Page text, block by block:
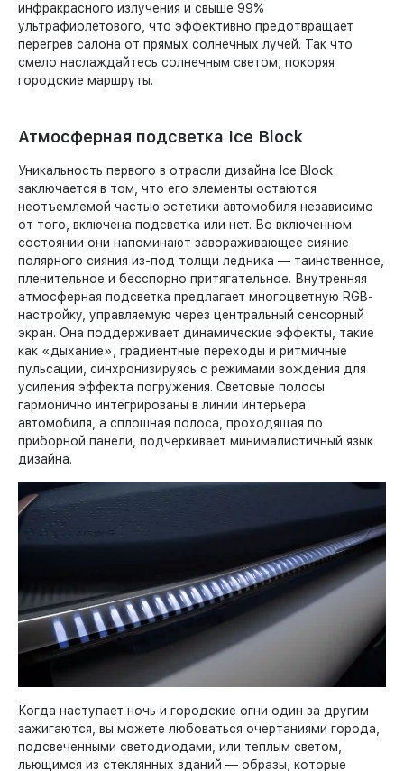
инфракрасного излучения и свыше 99%
ультрафиолетового, что эффективно предотвращает
перегрев салона от прямых солнечных лучей. Так что
смело наслаждайтесь солнечным светом, покоряя
городские маршруты.
Атмосферная подсветка Ice Block
Уникальность первого в отрасли дизайна Ice Block
заключается в том, что его элементы остаются
неотъемлемой частью эстетики автомобиля независимо
от того, включена подсветка или нет. Во включенном
состоянии они напоминают завораживающее сияние
полярного сияния из-под толщи ледника — таинственное,
пленительное и бесспорно притягательное. Внутренняя
атмосферная подсветка предлагает многоцветную RGB-
настройку, управляемую через центральный сенсорный
экран. Она поддерживает динамические эффекты, такие
как «дыхание», градиентные переходы и ритмичные
пульсации, синхронизируясь с режимами вождения для
усиления эффекта погружения. Световые полосы
гармонично интегрированы в линии интерьера
автомобиля, а сплошная полоса, проходящая по
приборной панели, подчеркивает минималистичный язык
дизайна.
Когда наступает ночь и городские огни один за другим
зажигаются, вы можете любоваться очертаниями города,
подсвеченными светодиодами, или теплым светом,
льющимся из стеклянных зданий — образы, которые